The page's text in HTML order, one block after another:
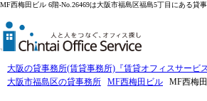
MF西梅田ビル 6階-No.26469は大阪市福島区福島5丁目にある貸
大阪の貸事務所(賃貸事務所)『賃貸オフィスサービス
大阪市福島区の貸事務所
MF西梅田ビル MF西梅